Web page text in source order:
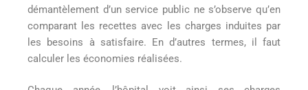
démantèlement d’un service public ne s’observe qu’en
comparant les recettes avec les charges induites par
les besoins à satisfaire. En d’autres termes, il faut
calculer les économies réalisées.